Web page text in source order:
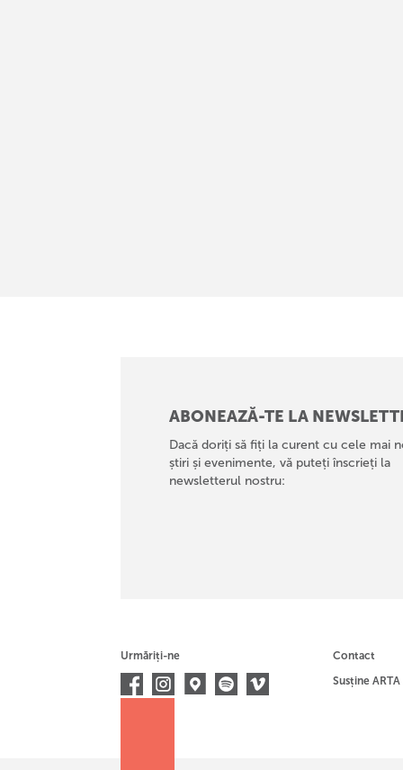
ABONEAZĂ-TE LA
Dacă doriți să fiți la curent cu cele mai
știri și evenimente, vă puteți înscrieți la
newsletterul nostru:
Urmăriți-ne
Contact
Susține ARTA